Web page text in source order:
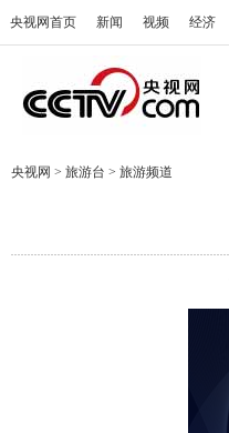
央视网首页 新闻 视频 经济
央视网 > 旅游台 > 旅游频道